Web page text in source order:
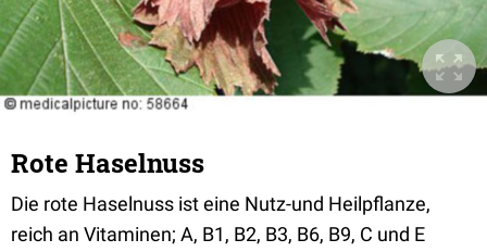
Rote Haselnuss
Die rote Haselnuss ist eine Nutz-und Heilpflanze,
reich an Vitaminen; A, B1, B2, B3, B6, B9, C und E